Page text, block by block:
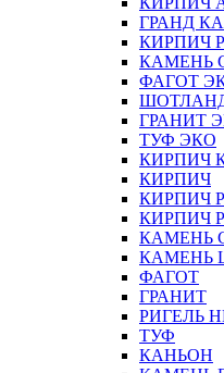
ГРАНД
КИРПИЧ
КАМЕНЬ
ФАГОТ
ГРАНИТ
ТУФ ЭКО
КИРПИЧ
КИРПИЧ
КИРПИЧ
КИРПИЧ
КАМЕНЬ
КАМЕНЬ
ФАГОТ
ГРАНИТ
РИГЕЛЬ
ТУФ
КАНЬОН